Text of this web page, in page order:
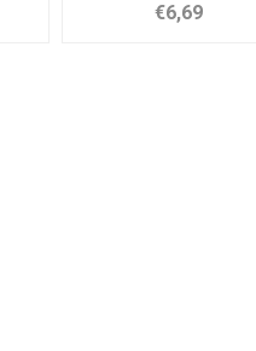
€6,69